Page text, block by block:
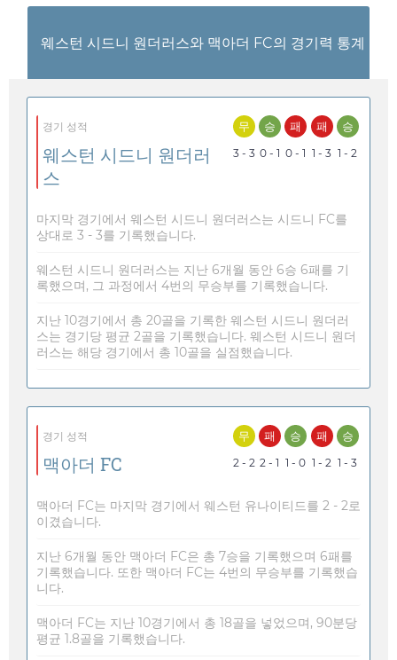
웨스턴 시드니 원더러스와 맥아더 FC의 경기력 통계
경기 성적
웨스턴 시드니 원더러
스
무
3 - 3
승
0 - 1
패
0 - 1
패
1 - 3
승
1 - 2
마지막 경기에서 웨스턴 시드니 원더러스는 시드니 FC를
상대로 3 - 3를 기록했습니다.
웨스턴 시드니 원더러스는 지난 6개월 동안 6승 6패를 기
록했으며, 그 과정에서 4번의 무승부를 기록했습니다.
지난 10경기에서 총 20골을 기록한 웨스턴 시드니 원더러
스는 경기당 평균 2골을 기록했습니다. 웨스턴 시드니 원더
러스는 해당 경기에서 총 10골을 실점했습니다.
경기 성적
맥아더 FC
무
2 - 2
패
2 - 1
승
1 - 0
패
1 - 2
승
1 - 3
맥아더 FC는 마지막 경기에서 웨스턴 유나이티드를 2 - 2로
이겼습니다.
지난 6개월 동안 맥아더 FC은 총 7승을 기록했으며 6패를
기록했습니다. 또한 맥아더 FC는 4번의 무승부를 기록했습
니다.
맥아더 FC는 지난 10경기에서 총 18골을 넣었으며, 90분당
평균 1.8골을 기록했습니다.